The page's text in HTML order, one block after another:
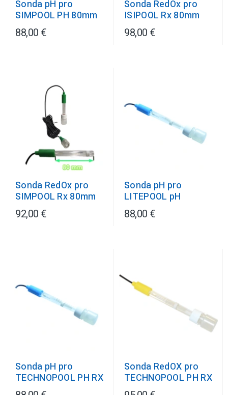
Sonda pH pro
SIMPOOL PH 80mm
88,00 €
Sonda RedOx pro
ISIPOOL Rx 80mm
98,00 €
Sonda RedOx pro
SIMPOOL Rx 80mm
92,00 €
Sonda pH pro
LITEPOOL pH
88,00 €
Sonda pH pro
TECHNOPOOL PH RX
Sonda RedOX pro
TECHNOPOOL PH RX